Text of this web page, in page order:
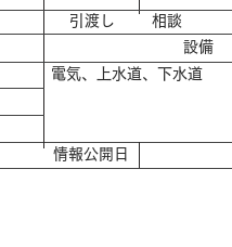
​情報公開日
​設備
電気、上水道、下水道
​引渡し
相談